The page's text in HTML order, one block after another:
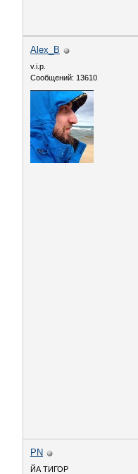
Alex_B
v.i.p.
Сообщений: 13610
PN
ЙА ТИГОР